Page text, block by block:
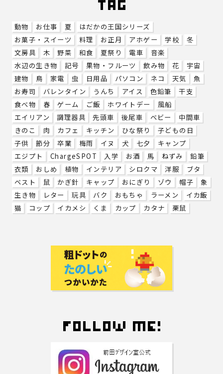
動物 お仕事 夏
はだかの王国シリーズ
お菓子・スイーツ
料理 お正月 アホゲー 学校
冬
文房具
木 野菜 和食 夏祭り 電車
音楽
水辺の生き物
記号 果物・フルーツ 飲み物 花
宇宙
建物
鳥 家電 虫 日用品 パソコン ネコ 天気
魚
お寿司
バレンタイン うんち アイス 色鉛筆
干支
食べ物
春 ゲーム ご飯 ホワイトデー
風船
エイリアン
調理器具 先頭車 後尾車 ベビー
中間車
きのこ
肉 カフェ キッチン ひな祭り
子どもの日
子供
節分 卒業 梅雨 イヌ 犬 七夕
キャンプ
エジプト
ChargeSPOT 入学 お酒 馬 ねずみ
鉛筆
衣類
おしめ 植物 インテリア シロクマ 洋服
ブタ
ベスト
鼠 かぎ針 キャップ おにぎり ゾウ 帽子
象
生き物
レター 玩具 バク おもちゃ ラーメン
イカ飯
猫
コップ イカメシ くま カップ カタナ 栗鼠